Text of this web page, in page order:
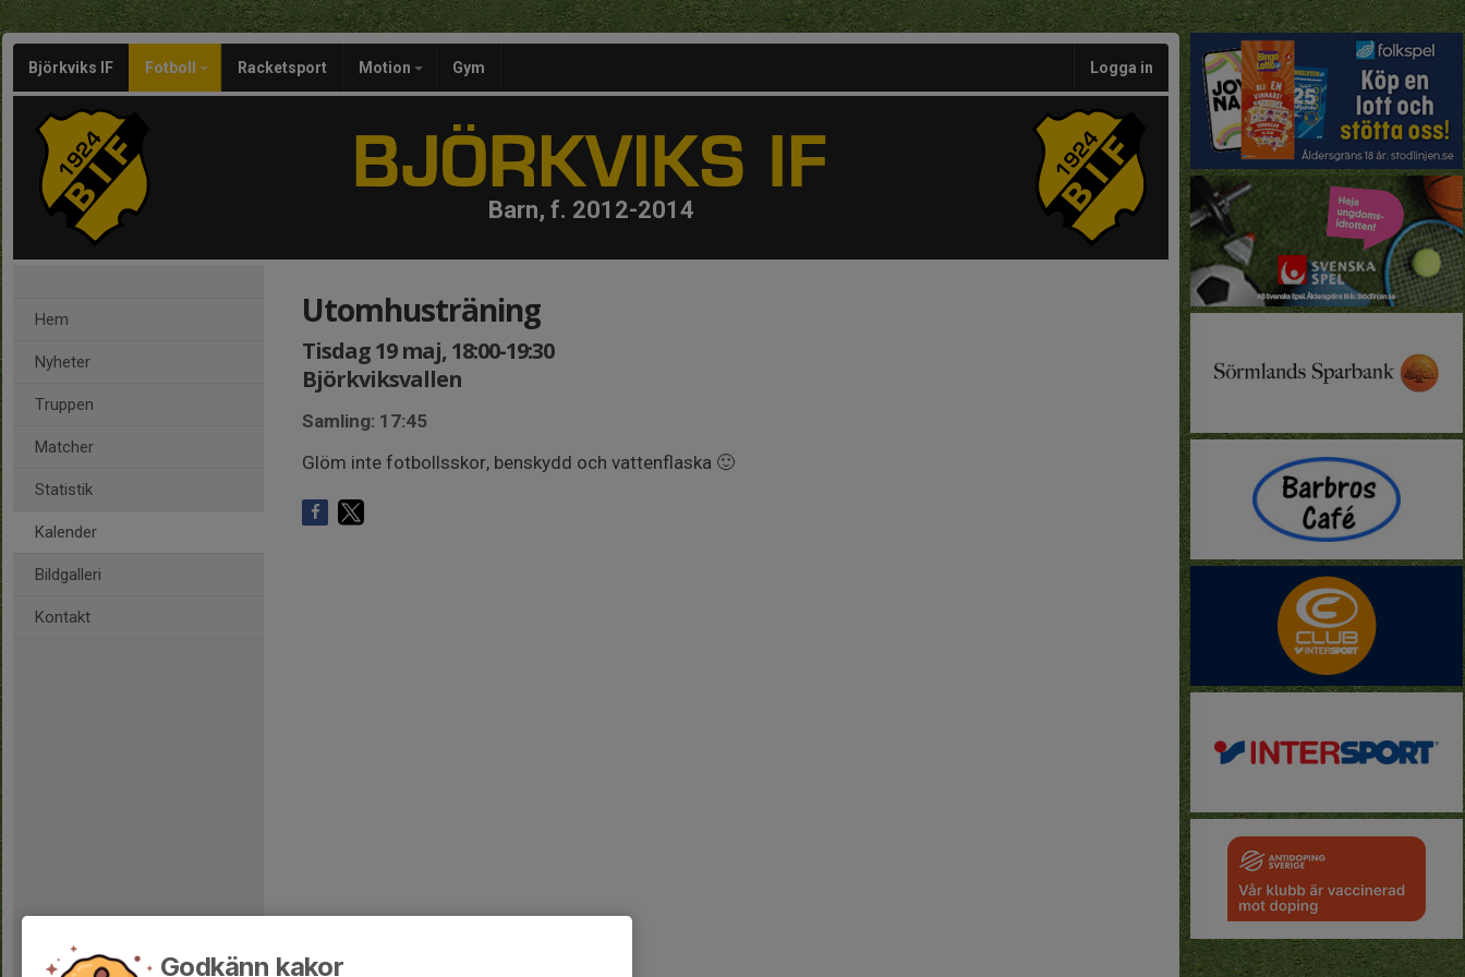
Björkviks IF Fotboll Racketsport Motion Gym Logga in
Barn, f. 2012-2014
Hem
Nyheter
Truppen
Matcher
Statistik
Kalender
Bildgalleri
Kontakt
Utomhusträning
Tisdag 19 maj, 18:00-19:30
Björkviksvallen
Samling: 17:45
Glöm inte fotbollsskor, benskydd och vattenflaska 🙂
Godkänn kakor